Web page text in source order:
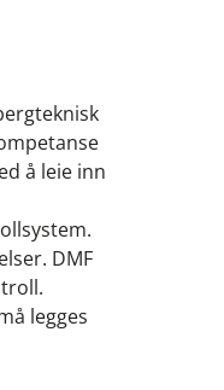
å leie inn
DMF
legges